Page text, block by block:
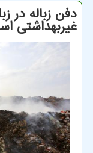
دفن زباله در
غیربهداشتی